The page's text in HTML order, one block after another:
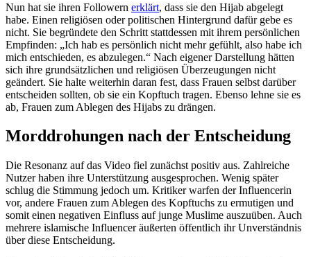
Nun hat sie ihren Followern erklärt, dass sie den Hijab abgelegt
habe. Einen religiösen oder politischen Hintergrund dafür gebe es
nicht. Sie begründete den Schritt stattdessen mit ihrem persönlichen
Empfinden: „Ich hab es persönlich nicht mehr gefühlt, also habe ich
mich entschieden, es abzulegen.“ Nach eigener Darstellung hätten
sich ihre grundsätzlichen und religiösen Überzeugungen nicht
geändert. Sie halte weiterhin daran fest, dass Frauen selbst darüber
entscheiden sollten, ob sie ein Kopftuch tragen. Ebenso lehne sie es
ab, Frauen zum Ablegen des Hijabs zu drängen.
Morddrohungen nach der Entscheidung
Die Resonanz auf das Video fiel zunächst positiv aus. Zahlreiche
Nutzer haben ihre Unterstützung ausgesprochen. Wenig später
schlug die Stimmung jedoch um. Kritiker warfen der Influencerin
vor, andere Frauen zum Ablegen des Kopftuchs zu ermutigen und
somit einen negativen Einfluss auf junge Muslime auszuüben. Auch
mehrere islamische Influencer äußerten öffentlich ihr Unverständnis
über diese Entscheidung.